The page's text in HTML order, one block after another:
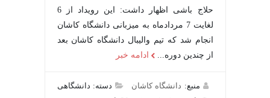
حلاج باشی اظهار داشت: این رویداد از 6
لغایت 7 مردادماه به میزبانی دانشگاه کاشان
انجام شد که تیم والیبال دانشگاه کاشان بعد
از چندین دوره...
ادامه خبر
منبع:دانشگاه کاشان
دسته: دانشگاهی